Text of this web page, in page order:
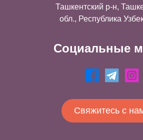
Ташкентский р-н,
обл., Республика
Социальные
Свяжитесь с